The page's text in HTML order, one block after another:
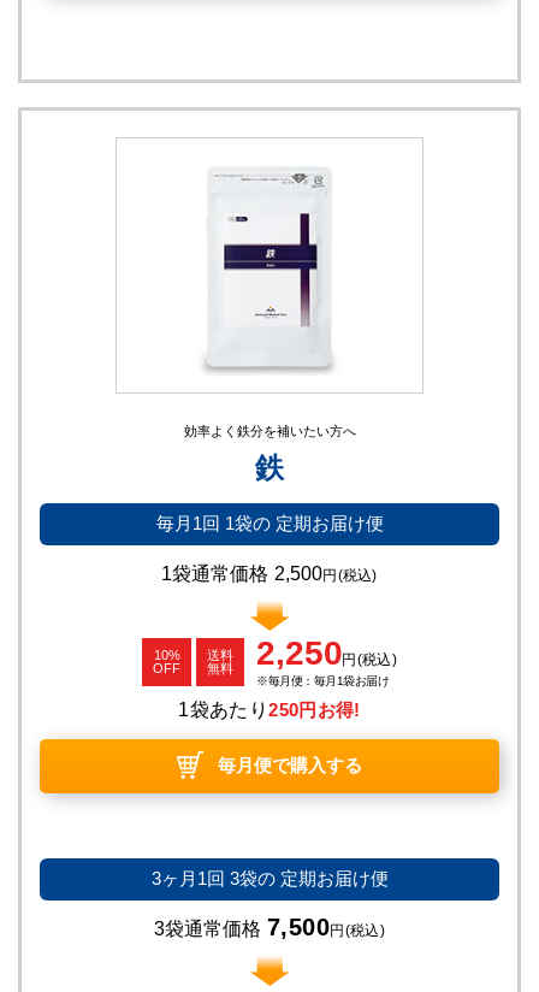
効率よく鉄分を補いたい方へ
鉄
毎月1回 1袋の定期お届け便
1袋通常価格 2,500円(税込)
10%
OFF
送料
無料
2,250円(税込)
毎月便：毎月1袋お届け
1袋あたり250円お得!
毎月便で購入する
3ヶ月1回 3袋の定期お届け便
3袋通常価格 7,500円(税込)